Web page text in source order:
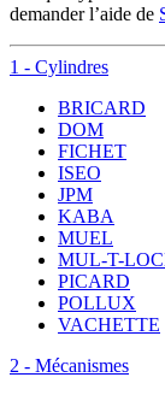
demander l’aide de
1 - Cylindres
BRICARD
DOM
FICHET
ISEO
JPM
KABA
MUEL
MUL-T-
PICARD
POLLUX
VACHETTE
2 - Mécanismes